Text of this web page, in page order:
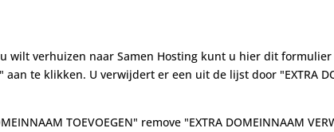
wilt verhuizen naar Samen Hosting kunt u hier dit
aan te klikken. U verwijdert er een uit de lijst door "EXTRA
TOEVOEGEN" remove "EXTRA DOMEINNAAM